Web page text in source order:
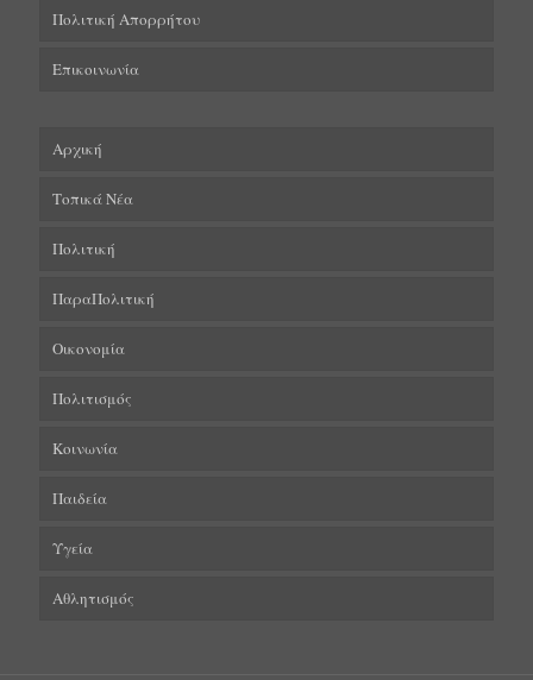
Πολιτική Απορρήτου
Επικοινωνία
Αρχική
Τοπικά Νέα
Πολιτική
ΠαραΠολιτική
Οικονομία
Πολιτισμός
Κοινωνία
Παιδεία
Υγεία
Αθλητισμός